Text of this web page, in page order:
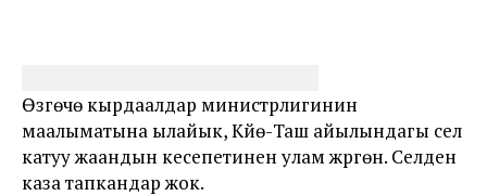
Өзгөчө кырдаалдар министрлигинин
маалыматына ылайык, Күйө-Таш айылындагы сел
катуу жаандын кесепетинен улам жүргөн. Селден
каза тапкандар жок.